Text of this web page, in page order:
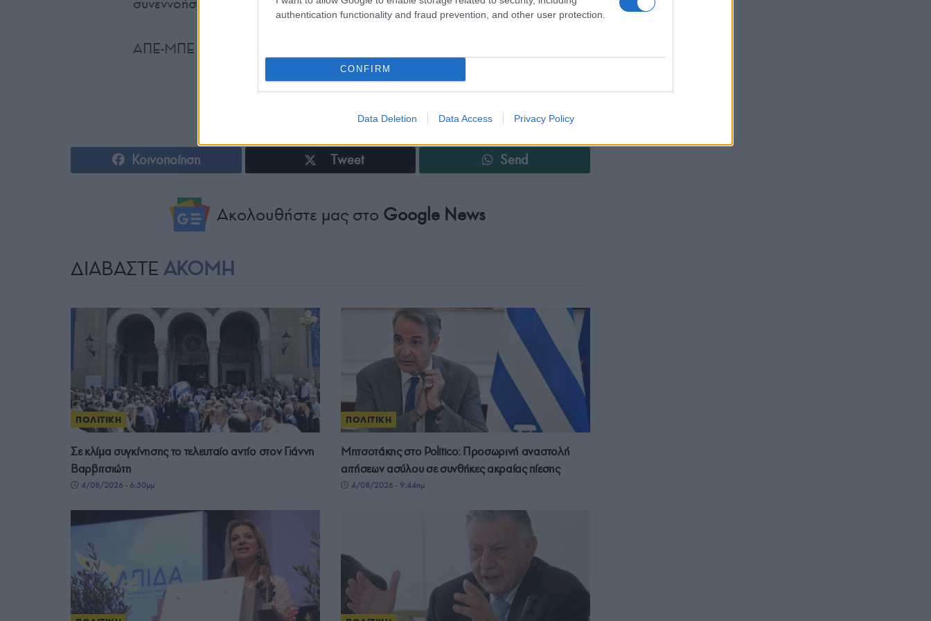
authentication functionality and fraud prevention, and other user protection.
CONFIRM
Data Deletion Data Access Privacy Policy
ΑΠΕ-ΜΠΕ
Κοινοποίηση Tweet Send
Ακολουθήστε μας στο Google News
ΔΙΑΒΑΣΤΕ ΑΚΟΜΗ
ΠΟΛΙΤΙΚΗ
Σε κλίμα συγκίνησης το τελευταίο αντίο στον Γιάννη
Βαρβιτσιώτη
4/08/2026 - 6:50μμ
ΠΟΛΙΤΙΚΗ
Μητσοτάκης στο Politico: Προσωρινή αναστολή
αιτήσεων ασύλου σε συνθήκες ακραίας πίεσης
4/08/2026 - 9:44πμ